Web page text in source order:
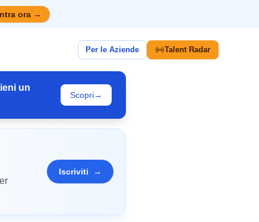
ora →
Per le Aziende Talent Radar
un
Scopri→
Iscriviti →